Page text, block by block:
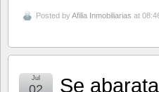
Posted byAfilia Inmobiliarias at
Se
Jul
02